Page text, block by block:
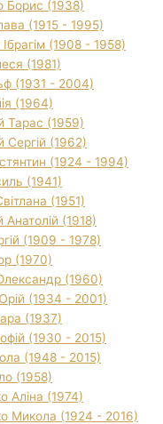
Борис (1938)
(1915 - 1995)
Ібрагім (1908 - 1958)
(1981)
(1931 - 2004)
(1964)
Тарас (1959)
Сергій (1962)
(1924 - 1994)
(1941)
(1951)
Анатолій (1918)
(1909 - 1978)
(1970)
(1960)
(1934 - 2001)
(1937)
(1930 - 2015)
(1948 - 2015)
(1958)
Аліна (1974)
Микола (1924 - 2016)